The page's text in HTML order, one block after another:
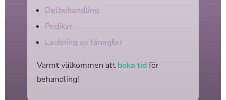
Delbehandling
Pedikyr
Lackning av tånaglar
Varmt välkommen att boka tidför
behandling!